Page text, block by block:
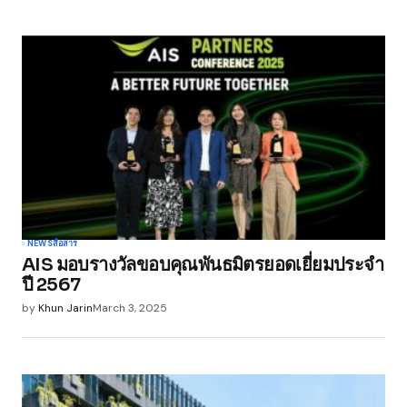
NEWSสื่อสาร
AIS มอบรางวัลขอบคุณพันธมิตรยอดเยี่ยมประจำ
ปี 2567
byKhun JarinMarch 3, 2025